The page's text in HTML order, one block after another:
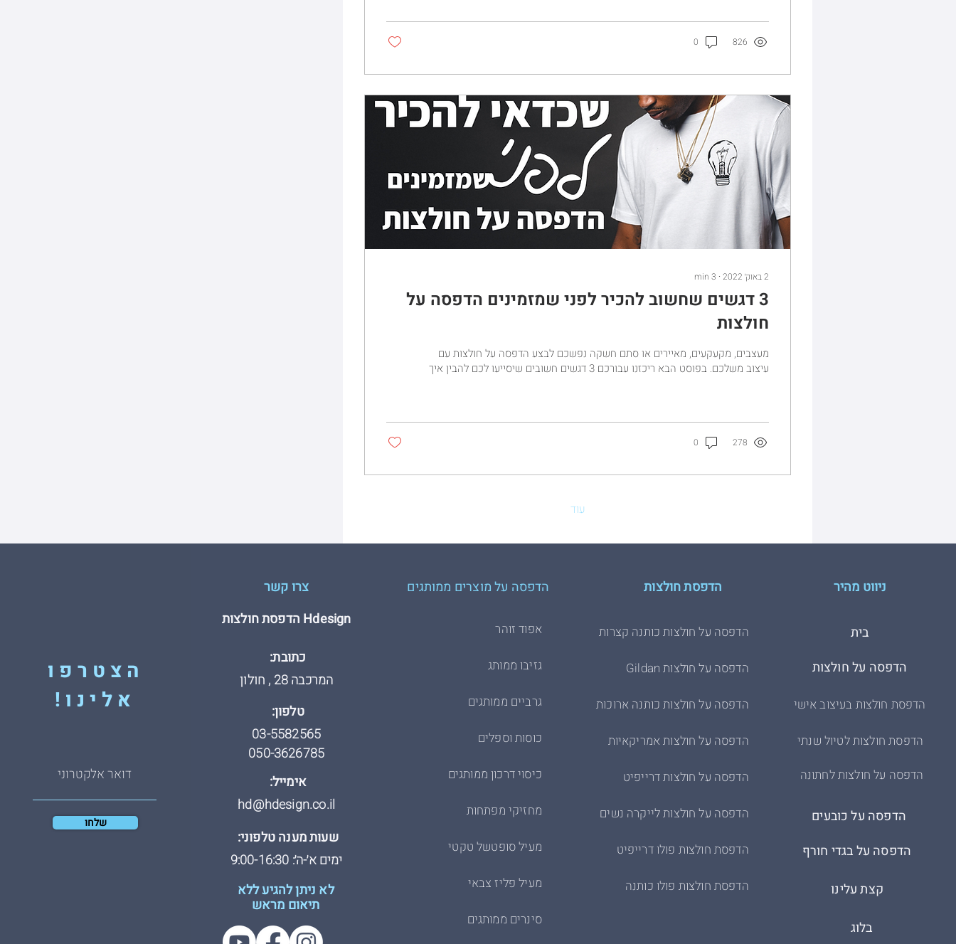
826
0
2 באוק׳ 2022 ∙
3
min
3 דגשים שחשוב להכיר לפני שמזמינים הדפסה על
חולצות
מעצבים, מקעקעים, מאיירים או סתם חשקה נפשכם לבצע הדפסה על חולצות עם
עיצוב משלכם. בפוסט הבא ריכזנו עבורכם 3 דגשים חשובים שיסייעו לכם להבין איך
278
0
עוד
הצטרפו
אלינו!
שלחו
צרו קשר
Hdesign הדפסת חולצות
כתובת:
המרכבה 28 , חולון
טלפון:
03-5582565
050-3626785
אימייל:
hd@hdesign.co.il
שעות מענה טלפוני:
ימים א׳-ה׳: 9:00-16:30
לא ניתן להגיע ללא
תיאום מראש
הדפסה על מוצרים ממותגים
אפוד זוהר
גזיבו ממותג
גרביים ממותגים
כוסות וספלים
כיסוי דרכון ממותגים
מחזיקי מפתחות
מעיל סופטשל טקטי
מעיל פליז צבאי
סינרים ממותגים
הדפסת חולצות
הדפסה על חולצות כותנה קצרות
הדפסה על חולצות Gildan
הדפסה על חולצות כותנה ארוכות
הדפסה על חולצות אמריקאיות
הדפסה על חולצות דרייפיט
הדפסה על חולצות לייקרה נשים
הדפסת חולצות פולו דרייפיט
הדפסת חולצות פולו כותנה
ניווט מהיר
בית
הדפסת חולצות בעיצוב אישי
הדפסה על חולצות
הדפסה על חולצות לחתונה
הדפסת חולצות לטיול שנתי
הדפסה על בגדי חורף
הדפסה על כובעים
קצת עלינו
בלוג